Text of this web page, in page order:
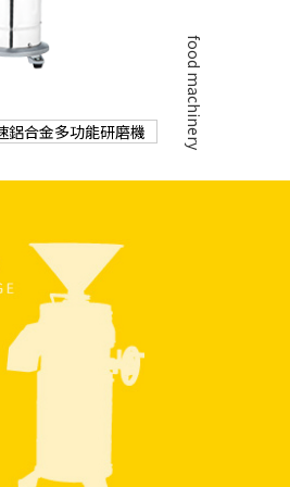
鋁合金多功能研磨機 food machinery